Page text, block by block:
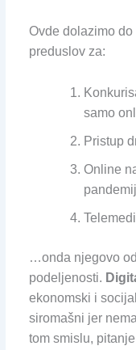
Ovde dolazimo
preduslov za:
samo
Pristup
Online
…onda njegovo
podeljenosti.
ekonomski i
siromašni jer
tom smislu,